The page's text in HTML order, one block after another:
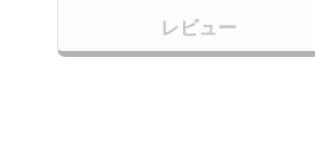
レビュー